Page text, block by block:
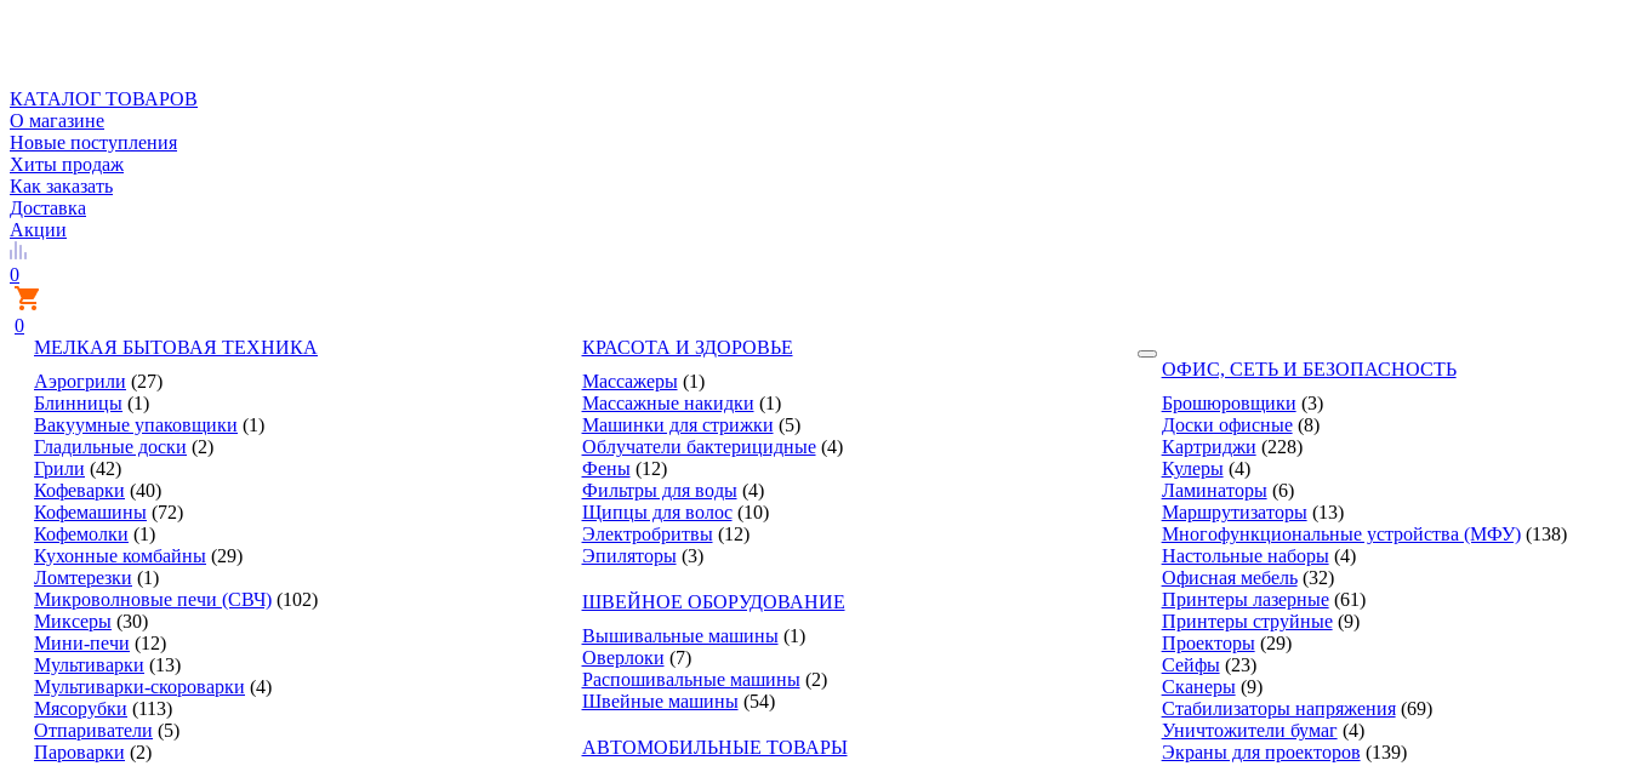
КАТАЛОГ ТОВАРОВ
О магазине
Новые поступления
Хиты продаж
Как заказать
Доставка
Акции
0
0
МЕЛКАЯ БЫТОВАЯ ТЕХНИКА
Аэрогрили (27)
Блинницы (1)
Вакуумные упаковщики (1)
Гладильные доски (2)
Грили (42)
Кофеварки (40)
Кофемашины (72)
Кофемолки (1)
Кухонные комбайны (29)
Ломтерезки (1)
Микроволновые печи (СВЧ) (102)
Миксеры (30)
Мини-печи (12)
Мультиварки (13)
Мультиварки-скороварки (4)
Мясорубки (113)
Отпариватели (5)
Пароварки (2)
КРАСОТА И ЗДОРОВЬЕ
Массажеры (1)
Массажные накидки (1)
Машинки для стрижки (5)
Облучатели бактерицидные (4)
Фены (12)
Фильтры для воды (4)
Щипцы для волос (10)
Электробритвы (12)
Эпиляторы (3)
ШВЕЙНОЕ ОБОРУДОВАНИЕ
Вышивальные машины (1)
Оверлоки (7)
Распошивальные машины (2)
Швейные машины (54)
АВТОМОБИЛЬНЫЕ ТОВАРЫ
ОФИС, СЕТЬ И БЕЗОПАСНОСТЬ
Брошюровщики (3)
Доски офисные (8)
Картриджи (228)
Кулеры (4)
Ламинаторы (6)
Маршрутизаторы (13)
Многофункциональные устройства (МФУ) (138)
Настольные наборы (4)
Офисная мебель (32)
Принтеры лазерные (61)
Принтеры струйные (9)
Проекторы (29)
Сейфы (23)
Сканеры (9)
Стабилизаторы напряжения (69)
Уничтожители бумаг (4)
Экраны для проекторов (139)